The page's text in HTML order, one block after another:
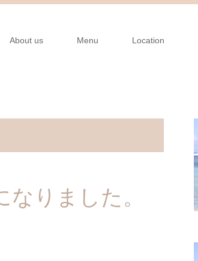
About us Menu Location
りました。